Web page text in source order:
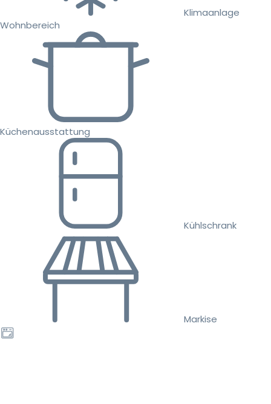
Klimaanlage
Wohnbereich
Küchenausstattung
Kühlschrank
Markise